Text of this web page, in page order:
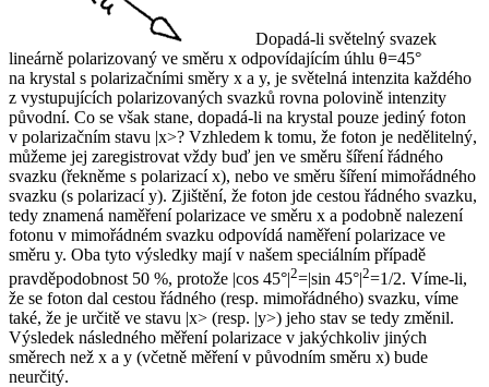
Dopadá-li světelný svazek
lineárně polarizovaný ve směru x odpovídajícím úhlu θ=45°
na krystal s polarizačními směry x a y, je světelná intenzita každého
z vystupujících polarizovaných svazků rovna polovině intenzity
původní. Co se však stane, dopadá-li na krystal pouze jediný foton
v polarizačním stavu |x>? Vzhledem k tomu, že foton je nedělitelný,
můžeme jej zaregistrovat vždy buď jen ve směru šíření řádného
svazku (řekněme s polarizacíx), nebo ve směru šíření mimořádného
svazku (s polarizacíy). Zjištění, že foton jde cestou řádného svazku,
tedy znamená naměření polarizace ve směru x a podobně nalezení
fotonu v mimořádném svazku odpovídá naměření polarizace ve
směru y. Oba tyto výsledky mají v našem speciálním případě
pravděpodobnost 50 %, protože |cos 45°|2=|sin 45°|2=1/2. Víme-li,
že se foton dal cestou řádného (resp. mimořádného) svazku, víme
také, že je určitě ve stavu |x> (resp. |y>) jeho stav se tedy změnil.
Výsledek následného měření polarizace v jakýchkoliv jiných
směrech než x a y (včetně měření v původním směru x) bude
neurčitý.